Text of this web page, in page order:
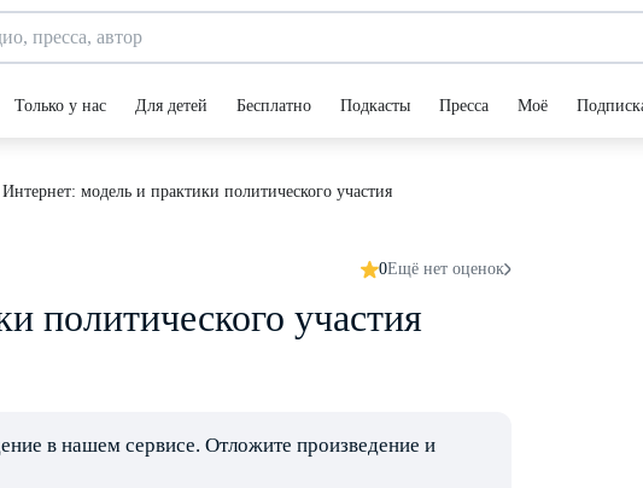
Только у нас Для детей Бесплатно Подкасты Пресса Моё
Интернет: модель и практики политического участия
0Ещё нет оценок
политического участия
в нашем сервисе. Отложите произведение и